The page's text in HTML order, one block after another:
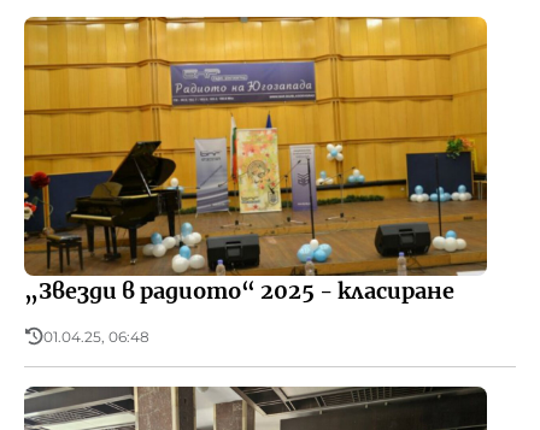
„Звезди в радиото“ 2025 - класиране
01.04.25, 06:48